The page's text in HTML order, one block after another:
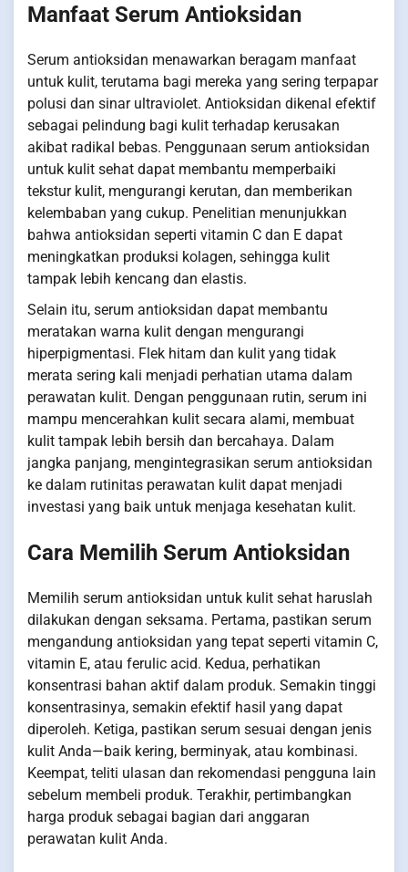
Manfaat Serum Antioksidan
Serum antioksidan menawarkan beragam manfaat
untuk kulit, terutama bagi mereka yang sering terpapar
polusi dan sinar ultraviolet. Antioksidan dikenal efektif
sebagai pelindung bagi kulit terhadap kerusakan
akibat radikal bebas. Penggunaan serum antioksidan
untuk kulit sehat dapat membantu memperbaiki
tekstur kulit, mengurangi kerutan, dan memberikan
kelembaban yang cukup. Penelitian menunjukkan
bahwa antioksidan seperti vitamin C dan E dapat
meningkatkan produksi kolagen, sehingga kulit
tampak lebih kencang dan elastis.
Selain itu, serum antioksidan dapat membantu
meratakan warna kulit dengan mengurangi
hiperpigmentasi. Flek hitam dan kulit yang tidak
merata sering kali menjadi perhatian utama dalam
perawatan kulit. Dengan penggunaan rutin, serum ini
mampu mencerahkan kulit secara alami, membuat
kulit tampak lebih bersih dan bercahaya. Dalam
jangka panjang, mengintegrasikan serum antioksidan
ke dalam rutinitas perawatan kulit dapat menjadi
investasi yang baik untuk menjaga kesehatan kulit.
Cara Memilih Serum Antioksidan
Memilih serum antioksidan untuk kulit sehat haruslah
dilakukan dengan seksama. Pertama, pastikan serum
mengandung antioksidan yang tepat seperti vitamin C,
vitamin E, atau ferulic acid. Kedua, perhatikan
konsentrasi bahan aktif dalam produk. Semakin tinggi
konsentrasinya, semakin efektif hasil yang dapat
diperoleh. Ketiga, pastikan serum sesuai dengan jenis
kulit Anda—baik kering, berminyak, atau kombinasi.
Keempat, teliti ulasan dan rekomendasi pengguna lain
sebelum membeli produk. Terakhir, pertimbangkan
harga produk sebagai bagian dari anggaran
perawatan kulit Anda.